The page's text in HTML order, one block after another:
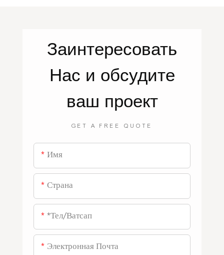
Заинтересовать
Нас и обсудите
ваш проект
GET A FREE QUOTE
Имя
Страна
*тел/ватсап
Электронная Почта